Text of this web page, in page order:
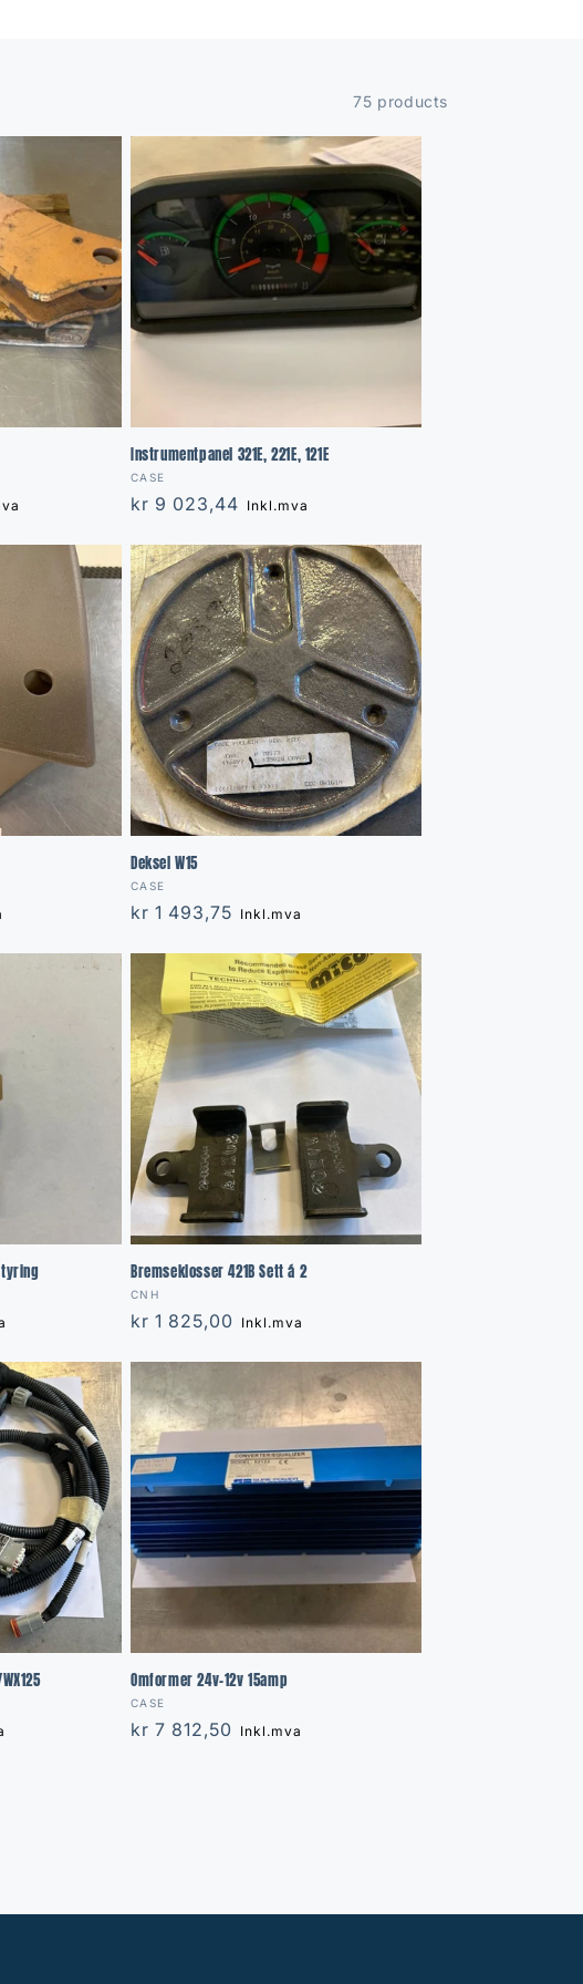
75 products
Instrumentpanel 321E, 221E, 121E
Vendor:
CASE
Regular
kr 9 023,44 Inkl.mva
Deksel W15
Vendor:
CASE
Regular
kr 1 493,75 Inkl.mva
Bremseklosser 421B Sett á 2
Vendor:
CNH
Regular
kr 1 825,00 Inkl.mva
Omformer 24v-12v 15amp
Vendor:
CASE
Regular
kr 7 812,50 Inkl.mva